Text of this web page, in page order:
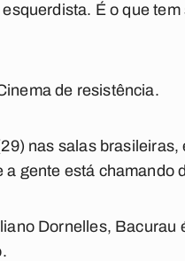
É o que
de resistência.
nas salas
gente está chamando
Dornelles, Bacurau